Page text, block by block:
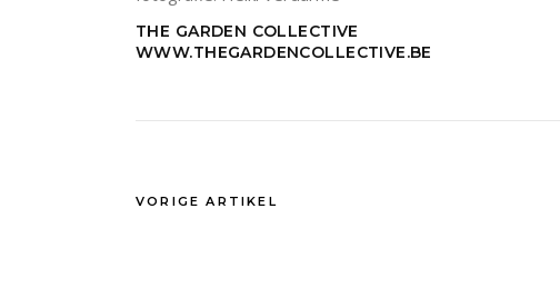
THE GARDEN COLLECTIVE
WWW.THEGARDENCOLLECTIVE.BE
VORIGE ARTIKEL